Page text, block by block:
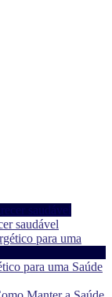
saudável
para uma Saúde